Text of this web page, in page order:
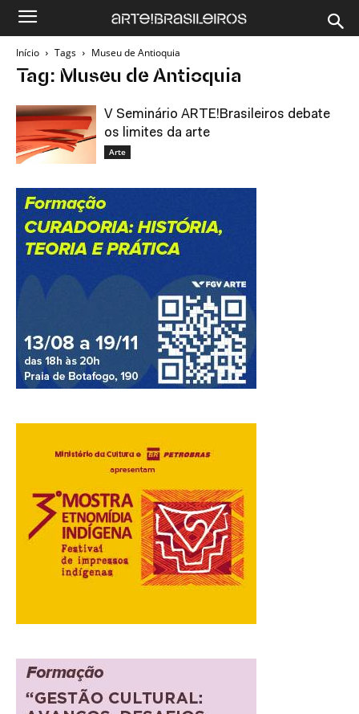
Início Tags Museu de Antioquia
Tag: Museu de Antioquia
V Seminário ARTE!Brasileiros debate
os limites da arte
Arte